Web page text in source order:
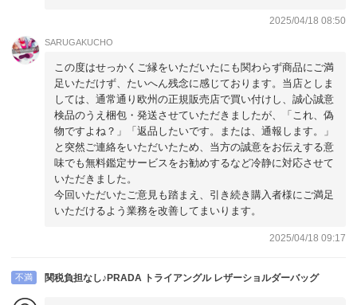
ました。結果、本物と回答があったので、そこは安心しまし
た。
2025/04/18 08:50
SARUGAKUCHO
この度はせっかくご縁をいただいたにも関わらず商品にご満
足いただけず、たいへん残念に感じております。当店としま
しては、通常通り欧州の正規販売店で買い付けし、誠心誠意
検品のうえ梱包・発送させていただきましたが、「これ、偽
物ですよね？」「返品したいです。または、通報します。」
と突然ご連絡をいただいたため、当方の誠意をお伝えする意
味でも無料鑑定サービスをお勧めするなど冷静に対応させて
いただきました。
今回いただいたご意見も踏まえ、引き続き購入者様にご満足
いただけるよう業務を改善してまいります。
2025/04/18 09:17
不満 関税負担なし♪PRADA トライアングル レザーショルダーバッグ